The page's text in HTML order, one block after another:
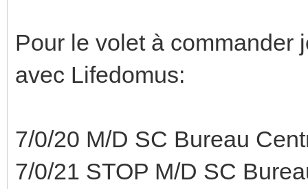
Pour le volet à commander
avec Lifedomus:
7/0/20 M/D SC Bureau
7/0/21 STOP M/D SC